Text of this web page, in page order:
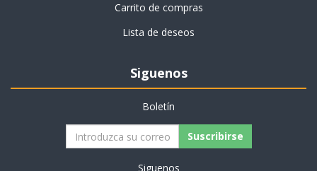
Carrito de compras
Lista de deseos
Siguenos
Boletín
Suscribirse
Siguenos